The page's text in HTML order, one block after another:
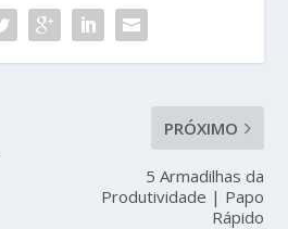
PRÓXIMO
5 Armadilhas da
Produtividade | Papo
Rápido